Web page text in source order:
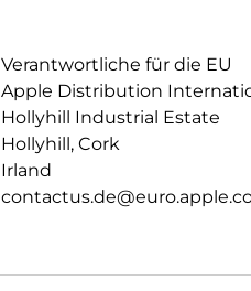
Verantwortliche für die EU
Apple Distribution
Hollyhill Industrial Estate
Hollyhill, Cork
Irland